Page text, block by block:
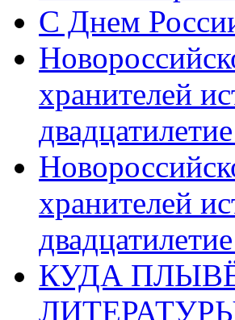
C Днем
хранителей
хранителей
КУДА